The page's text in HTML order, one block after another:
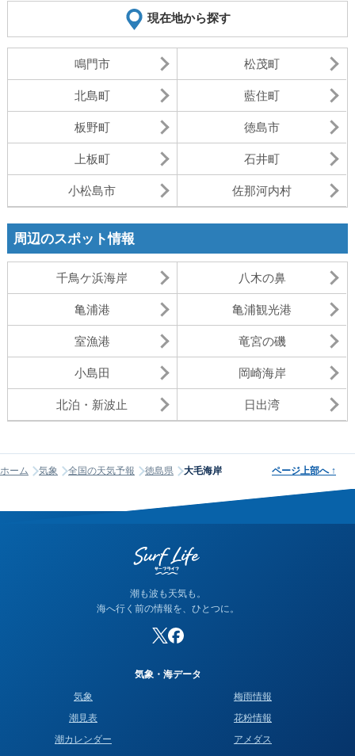
現在地から探す
鳴門市 松茂町
北島町 藍住町
板野町 徳島市
上板町 石井町
小松島市 佐那河内村
周辺のスポット情報
千鳥ケ浜海岸 八木の鼻
亀浦港 亀浦観光港
室漁港 竜宮の磯
小島田 岡崎海岸
北泊・新波止 日出湾
ホーム 気象 全国の天気予報 徳島県 大毛海岸 ページ上部へ ↑
潮も波も天気も。
海へ行く前の情報を、ひとつに。
気象・海データ
気象
潮見表
潮カレンダー
梅雨情報
花粉情報
アメダス